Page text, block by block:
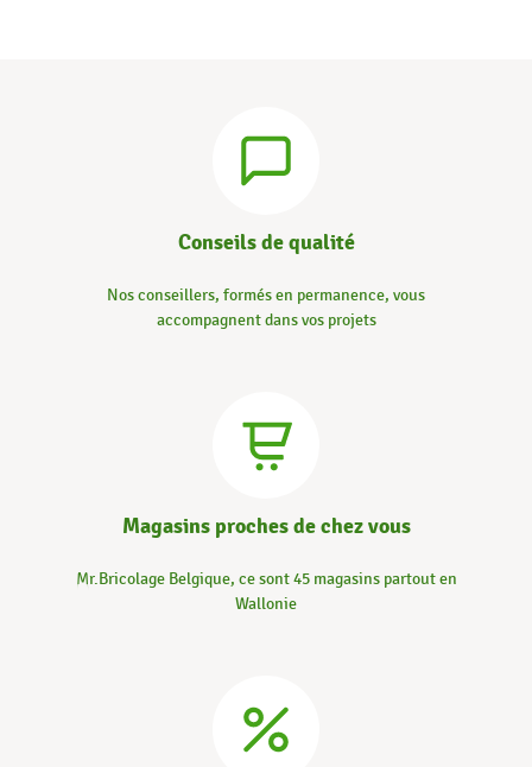
Conseils de qualité
Nos conseillers, formés en permanence, vous
accompagnent dans vos projets
Magasins proches de chez vous
Mr.Bricolage Belgique, ce sont 45 magasins partout en
Wallonie